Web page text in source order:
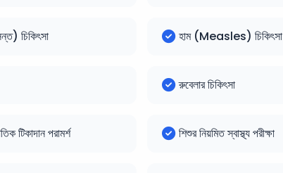
চিকিৎসা হাম (Measles) চিকিৎসা
রুবেলার চিকিৎসা
টিকাদান পরামর্শ শিশুর নিয়মিত স্বাস্থ্য পরীক্ষা